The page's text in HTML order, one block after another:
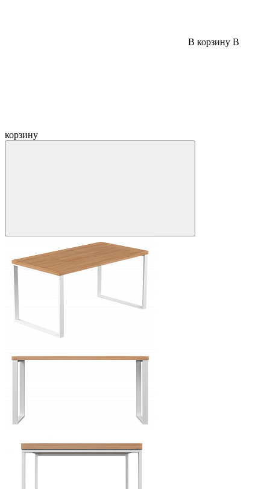
В корзину В
корзину